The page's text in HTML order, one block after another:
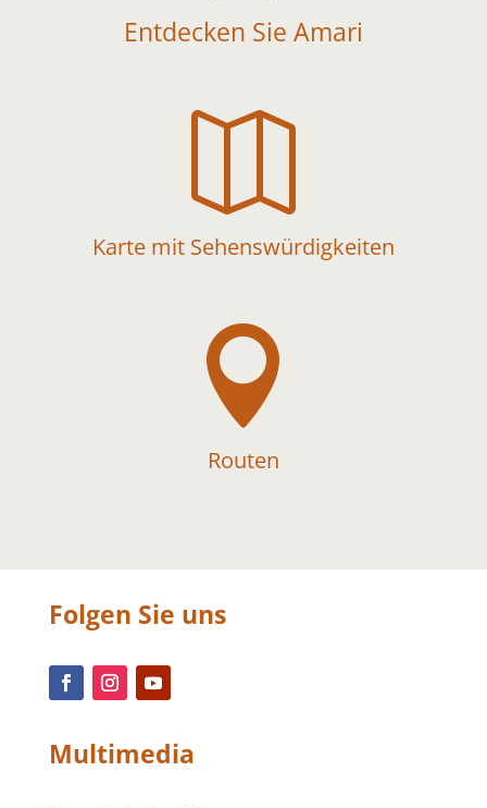
Entdecken Sie Amari

Karte mit Sehenswürdigkeiten

Routen
Folgen Sie uns
Multimedia